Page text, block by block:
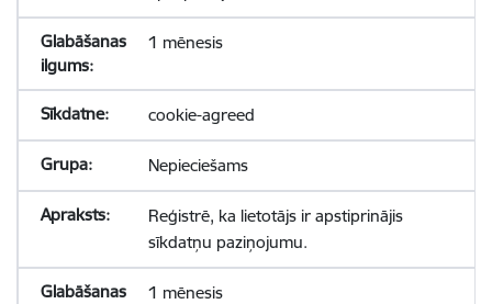
1 mēnesis
cookie-agreed
Nepieciešams
Reģistrē, ka lietotājs ir apstiprinājis
sīkdatņu paziņojumu.
1 mēnesis